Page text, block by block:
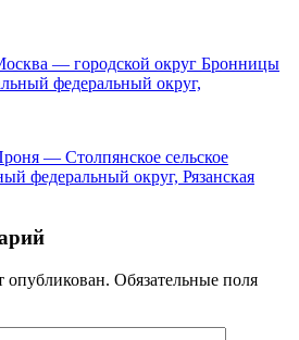
— городской округ Бронницы
федеральный округ,
— Столпянское сельское
федеральный округ, Рязанская
опубликован. Обязательные поля